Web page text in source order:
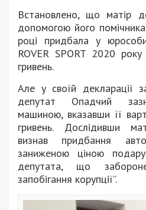
Встановлено, що матір
допомогою його
році придбала у
ROVER SPORT 2020
гривень.
Але у своїй декларації
депутат Опадчий
машиною, вказавши її
гривень. Дослідивши
визнав придбання
заниженою ціною
депутата, що
запобігання корупції”.